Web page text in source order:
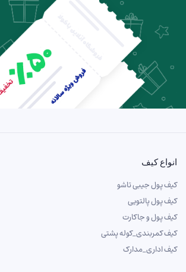
انواع کیف
کیف پول جیبی تاشو
کیف پول پالتویی
کیف پول و جاکارت
کیف کمربندی_کوله پشتی
کیف اداری_مدارک